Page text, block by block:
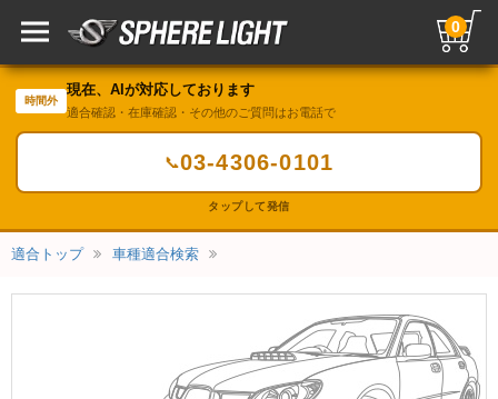
0
時間外
現在、AIが対応しております
適合確認・在庫確認・その他のご質問はお電話で
📞03-4306-0101
タップして発信
適合トップ 車種適合検索